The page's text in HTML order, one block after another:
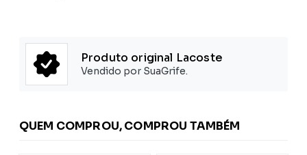
Produto original Lacoste
Vendido por SuaGrife.
QUEM COMPROU, COMPROU TAMBÉM